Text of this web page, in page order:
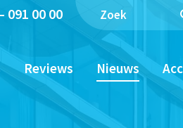
091 00 00
Reviews Nieuws